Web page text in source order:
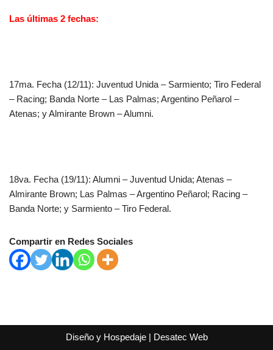
Las últimas 2 fechas:
17ma. Fecha (12/11): Juventud Unida – Sarmiento; Tiro Federal
– Racing; Banda Norte – Las Palmas; Argentino Peñarol –
Atenas; y Almirante Brown – Alumni.
18va. Fecha (19/11): Alumni – Juventud Unida; Atenas –
Almirante Brown; Las Palmas – Argentino Peñarol; Racing –
Banda Norte; y Sarmiento – Tiro Federal.
Compartir en Redes Sociales
Diseño y Hospedaje | Desatec Web